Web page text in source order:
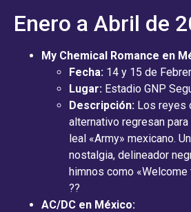
Enero a Abril de
My Chemical Romance en
Fecha: 14 y 15 de
Lugar: Estadio GNP
Descripción: Los reyes
alternativo regresan
leal «Army» mexicano.
nostalgia, delineador
himnos como «Welcome
??
AC/DC en México: